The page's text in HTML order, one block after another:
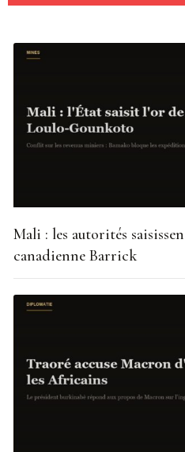
Mali : les autorités
canadienne Barrick